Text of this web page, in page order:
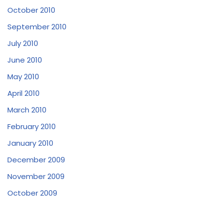
October 2010
September 2010
July 2010
June 2010
May 2010
April 2010
March 2010
February 2010
January 2010
December 2009
November 2009
October 2009